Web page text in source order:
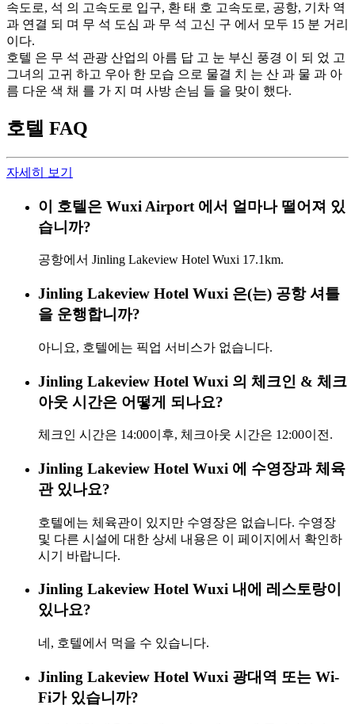
속도로, 석 의 고속도로 입구, 환 태 호 고속도로, 공항, 기차 역
과 연결 되 며 무 석 도심 과 무 석 고신 구 에서 모두 15 분 거리
이다.
호텔 은 무 석 관광 산업의 아름 답 고 눈 부신 풍경 이 되 었 고
그녀의 고귀 하고 우아 한 모습 으로 물결 치 는 산 과 물 과 아
름 다운 색 채 를 가 지 며 사방 손님 들 을 맞이 했다.
호텔 FAQ
자세히 보기
이 호텔은 Wuxi Airport 에서 얼마나 떨어져 있
습니까?
공항에서 Jinling Lakeview Hotel Wuxi 17.1km.
Jinling Lakeview Hotel Wuxi 은(는) 공항 셔틀
을 운행합니까?
아니요, 호텔에는 픽업 서비스가 없습니다.
Jinling Lakeview Hotel Wuxi 의 체크인 & 체크
아웃 시간은 어떻게 되나요?
체크인 시간은 14:00이후, 체크아웃 시간은 12:00이전.
Jinling Lakeview Hotel Wuxi 에 수영장과 체육
관 있나요?
호텔에는 체육관이 있지만 수영장은 없습니다. 수영장
및 다른 시설에 대한 상세 내용은 이 페이지에서 확인하
시기 바랍니다.
Jinling Lakeview Hotel Wuxi 내에 레스토랑이
있나요?
네, 호텔에서 먹을 수 있습니다.
Jinling Lakeview Hotel Wuxi 광대역 또는 Wi-
Fi가 있습니까?